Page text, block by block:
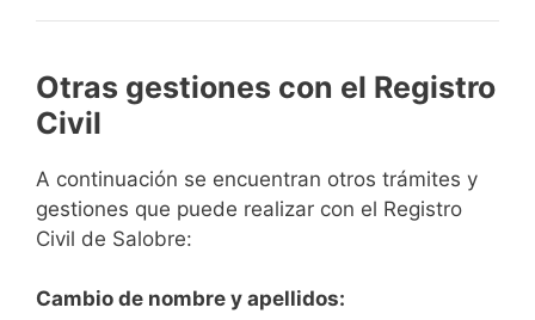
Otras gestiones con el Registro
Civil
A continuación se encuentran otros trámites y
gestiones que puede realizar con el Registro
Civil de Salobre:
Cambio de nombre y apellidos: